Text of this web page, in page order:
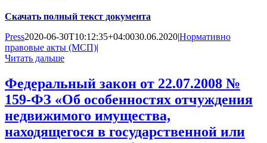
Скачать полный текст документа
Press2020-06-30T10:12:35+04:0030.06.2020|Нормативно
правовые акты (МСП)|
Читать дальше
Федеральный закон от 22.07.2008 №
159-ФЗ «Об особенностях отчуждения
недвижимого имущества,
находящегося в государственной или